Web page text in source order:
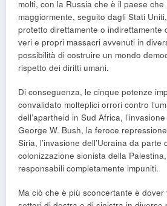
molti, con la Russia che è il paese
maggiormente, seguito dagli Stati
protetto direttamente o indirettamente
veri e propri massacri avvenuti in
possibilità di costruire un mondo
rispetto dei diritti umani.
Di conseguenza, le cinque potenze
convalidato molteplici orrori contro
dell’apartheid in Sud Africa,
George W. Bush, la feroce
Siria, l’invasione dell’Ucraina da parte
colonizzazione sionista della
responsabili completamente impuniti.
Ma ciò che è più sconcertante è